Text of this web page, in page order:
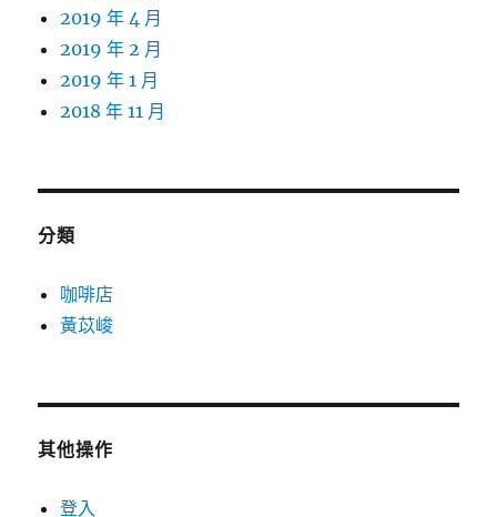
2019 年 4 月
2019 年 2 月
2019 年 1 月
2018 年 11 月
分類
咖啡店
黃苡峻
其他操作
登入